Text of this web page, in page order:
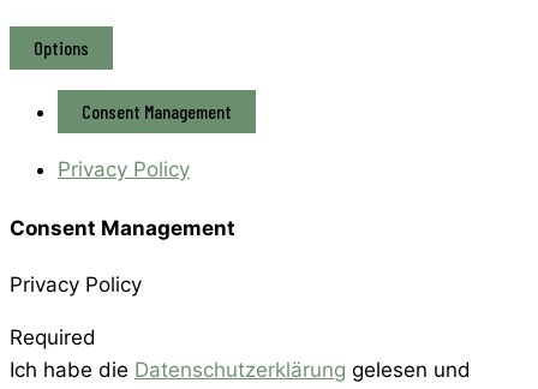
Options
Consent Management
Privacy Policy
Consent Management
Privacy Policy
Required
Ich habe die Datenschutzerklärung gelesen und